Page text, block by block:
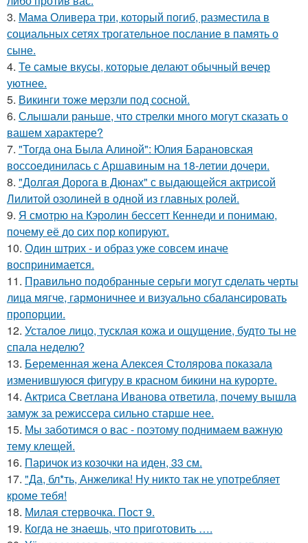
3. Мама Оливера три, который погиб, разместила в
социальных сетях трогательное послание в память о
сыне.
4. Те самые вкусы, которые делают обычный вечер
уютнее.
5. Викинги тоже мерзли под сосной.
6. Слышали раньше, что стрелки много могут сказать о
вашем характере?
7. "Тогда она Была Алиной": Юлия Барановская
воссоединилась с Аршавиным на 18-летии дочери.
8. "Долгая Дорога в Дюнах" с выдающейся актрисой
Лилитой озолиней в одной из главных ролей.
9. Я смотрю на Кэролин бессетт Кеннеди и понимаю,
почему её до сих пор копируют.
10. Один штрих - и образ уже совсем иначе
воспринимается.
11. Правильно подобранные серьги могут сделать черты
лица мягче, гармоничнее и визуально сбалансировать
пропорции.
12. Усталое лицо, тусклая кожа и ощущение, будто ты не
спала неделю?
13. Беременная жена Алексея Столярова показала
изменившуюся фигуру в красном бикини на курорте.
14. Актриса Светлана Иванова ответила, почему вышла
замуж за режиссера сильно старше нее.
15. Мы заботимся о вас - поэтому поднимаем важную
тему клещей.
16. Паричок из козочки на иден, 33 см.
17. "Да, бл*ть, Анжелика! Ну никто так не употребляет
кроме тебя!
18. Милая стервочка. Пост 9.
19. Когда не знаешь, что приготовить ….